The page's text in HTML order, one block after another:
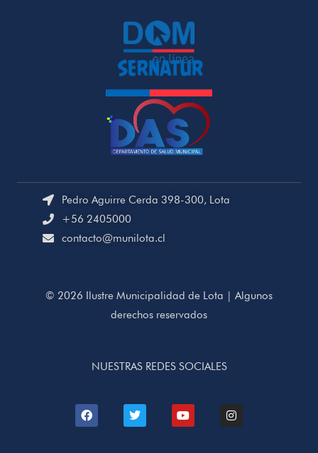
Pedro Aguirre Cerda 398-300, Lota
+56 2405000
contacto@munilota.cl
© 2026 Ilustre Municipalidad de Lota | Algunos
derechos reservados
NUESTRAS REDES SOCIALES
F
a
T
w
Y
o
I
n